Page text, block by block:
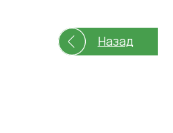
Назад